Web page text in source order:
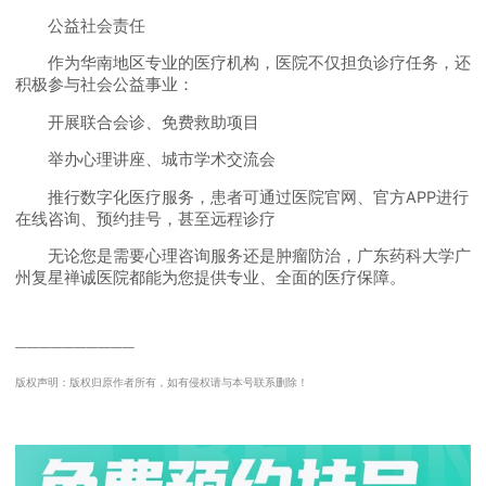
公益社会责任
作为华南地区专业的医疗机构，医院不仅担负诊疗任务，还
积极参与社会公益事业：
开展联合会诊、免费救助项目
举办心理讲座、城市学术交流会
推行数字化医疗服务，患者可通过医院官网、官方APP进行
在线咨询、预约挂号，甚至远程诊疗
无论您是需要心理咨询服务还是肿瘤防治，广东药科大学广
州复星禅诚医院都能为您提供专业、全面的医疗保障。
──────────
版权声明：版权归原作者所有，如有侵权请与本号联系删除！